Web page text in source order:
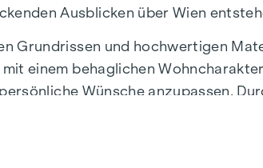
Ausblicken über Wien
Grundrissen und hochwertigen
einem behaglichen
Wünsche anzupassen.